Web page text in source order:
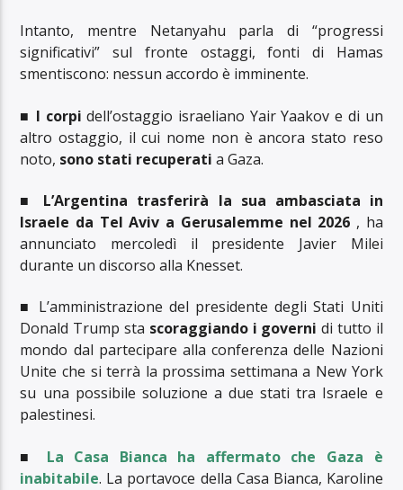
Intanto, mentre Netanyahu parla di “progressi
significativi” sul fronte ostaggi, fonti di Hamas
smentiscono: nessun accordo è imminente.
■ I corpi dell’ostaggio israeliano Yair Yaakov e di un
altro ostaggio, il cui nome non è ancora stato reso
noto, sono stati recuperati a Gaza.
■ L’Argentina trasferirà la sua ambasciata in
Israele da Tel Aviv a Gerusalemme nel 2026 , ha
annunciato mercoledì il presidente Javier Milei
durante un discorso alla Knesset.
■ L’amministrazione del presidente degli Stati Uniti
Donald Trump sta scoraggiando i governi di tutto il
mondo dal partecipare alla conferenza delle Nazioni
Unite che si terrà la prossima settimana a New York
su una possibile soluzione a due stati tra Israele e
palestinesi.
■ La Casa Bianca ha affermato che Gaza è
inabitabile. La portavoce della Casa Bianca, Karoline